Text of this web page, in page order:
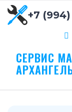
+7
СЕРВИС